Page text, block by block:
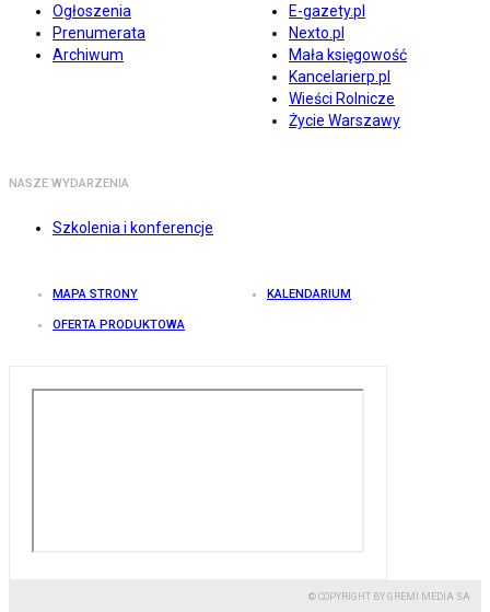
Ogłoszenia
Prenumerata
Archiwum
E-gazety.pl
Nexto.pl
Mała księgowość
Kancelarierp.pl
Wieści Rolnicze
Życie Warszawy
NASZE WYDARZENIA
Szkolenia i konferencje
MAPA STRONY KALENDARIUM
OFERTA PRODUKTOWA
© COPYRIGHT BY GREMI MEDIA SA